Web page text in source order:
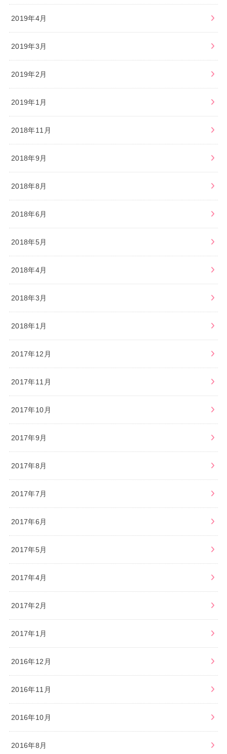
2019年4月
2019年3月
2019年2月
2019年1月
2018年11月
2018年9月
2018年8月
2018年6月
2018年5月
2018年4月
2018年3月
2018年1月
2017年12月
2017年11月
2017年10月
2017年9月
2017年8月
2017年7月
2017年6月
2017年5月
2017年4月
2017年2月
2017年1月
2016年12月
2016年11月
2016年10月
2016年8月